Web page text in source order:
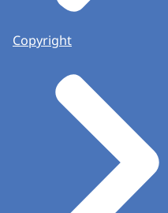
Copyright